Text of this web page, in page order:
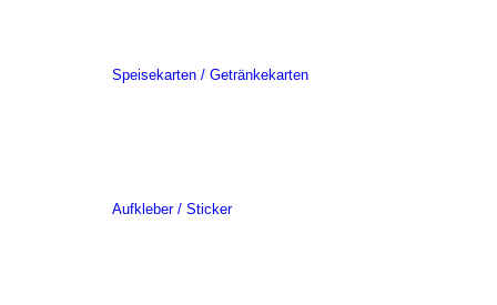
Speisekarten / Getränkekarten
Aufkleber / Sticker